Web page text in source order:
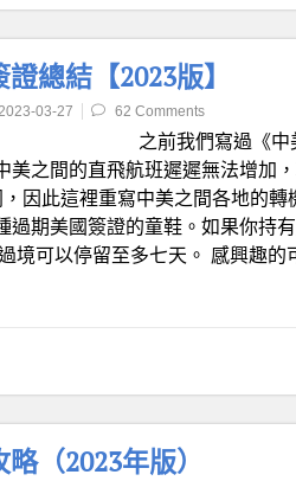
總結【2023版】
03-27 62 Comments
之前我們寫過《
美之間的直飛航班遲遲無法增加
因此這裡重寫中美之間各地的
過期美國簽證的童鞋。如果你持
境可以停留至多七天。 感興趣
（2023年版）